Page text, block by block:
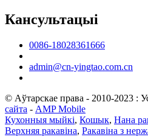
Кансультацыі
0086-18028361666
admin@cn-yingtao.com.cn
© Аўтарскае права - 2010-2023 :
сайта - AMP Mobile
Кухонныя мыйкі, Кошык, Нана
Верхняя ракавіна, Ракавіна з